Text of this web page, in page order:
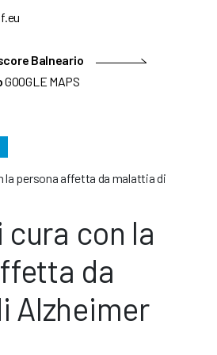
Balneario
GOOGLE MAPS
la persona affetta da malattia di
cura con la
da
Alzheimer